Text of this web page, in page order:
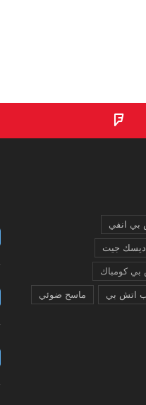
بي انفي
جيت
بي كومباك
اتش بي ماسح ضوئي